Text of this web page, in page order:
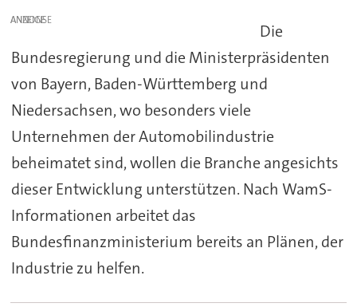
ANZEIGE
Die
Bundesregierung und die Ministerpräsidenten
von Bayern, Baden-Württemberg und
Niedersachsen, wo besonders viele
Unternehmen der Automobilindustrie
beheimatet sind, wollen die Branche angesichts
dieser Entwicklung unterstützen. Nach WamS-
Informationen arbeitet das
Bundesfinanzministerium bereits an Plänen, der
Industrie zu helfen.